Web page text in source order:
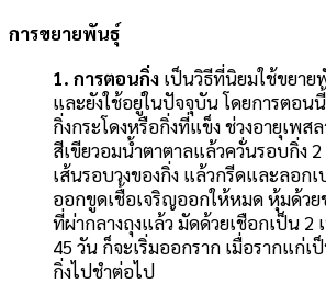
การขยายพันธุ์
1. การตอนกิ่ง เป็นวิธีที่นิยมใช้ขยา
และยังใช้อยู่ในปัจจุบัน โดยการตอน
กิ่งกระโดงหรือกิ่งที่แข็ง ช่วงอายุเพ
สีเขียวอมน้ำตาตาลแล้วควั่นรอบกิ่ง
เส้นรอบวงของกิ่ง แล้วกรีดและลอก
ออกขูดเชื้อเจริญออกให้หมด หุ้มด้วย
ที่ผ่ากลางถุงแล้ว มัดด้วยเชือกเป็น 2
45 วัน ก็จะเริ่มออกราก เมื่อรากแก่
กิ่งไปชำต่อไป